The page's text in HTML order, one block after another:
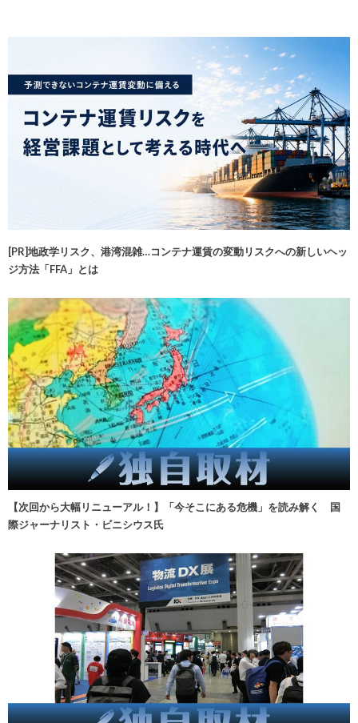
[PR]地政学リスク、港湾混雑…コンテナ運賃の変動リスクへの新しいヘッ
ジ方法「FFA」とは
【次回から大幅リニューアル！】「今そこにある危機」を読み解く 国
際ジャーナリスト・ビニシウス氏